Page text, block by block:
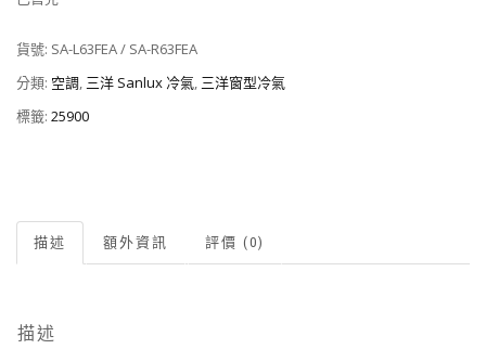
貨號: SA-L63FEA / SA-R63FEA
分類: 空調, 三洋 Sanlux 冷氣, 三洋窗型冷氣
標籤: 25900
描述 額外資訊 評價 (0)
描述